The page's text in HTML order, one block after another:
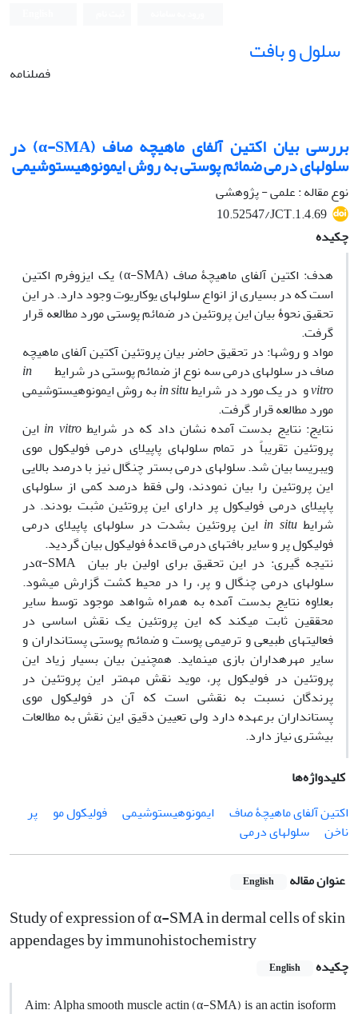
سلول و بافت
فصلنامه
بررسی بیان اکتین آلفای ماهیچه صاف (α-SMA) در
سلولهای درمی ضمائم پوستی به روش ایمونوهیستوشیمی
نوع مقاله : علمی - پژوهشی
10.52547/JCT.1.4.69
چکیده
هدف: اکتین آلفای ماهیچۀ صاف (α-SMA) یک ایزوفرم اکتین
است که در بسیاری از انواع سلولهای یوکاریوت وجود دارد. در این
تحقیق نحوۀ بیان این پروتئین در ضمائم پوستی مورد مطالعه قرار
گرفت.
مواد و روش‏ها: در تحقیق حاضر بیان پروتئین آکتین آلفای ماهیچه
صاف در سلولهای درمی سه نوع از ضمائم پوستی در شرایط in
vitroو در یک مورد در شرایطin situبه روش ایمونوهیستوشیمی
مورد مطالعه قرار گرفت.
نتایج: نتایج بدست آمده نشان داد که در شرایطin vitro این
پروتئین تقریباً در تمام سلولهای پاپیلای درمی فولیکول موی
ویبریسا بیان شد. سلولهای درمی بستر چنگال نیز با درصد بالایی
این پروتئین را بیان نمودند، ولی فقط درصد کمی از سلولهای
پاپیلای درمی فولیکول پر دارای این پروتئین مثبت بودند. در
شرایطin situ این پروتئین بشدت در سلولهای پاپیلای درمی
فولیکول پر و سایر بافتهای درمی قاعدۀ فولیکول بیان گردید.
نتیجه گیری: در این تحقیق برای اولین بار بیان α-SMAدر
سلولهای درمی چنگال و پر، را در محیط کشت گزارش می‏شود.
بعلاوه نتایج بدست آمده به همراه شواهد موجود توسط سایر
محققین ثابت می‏کند که این پروتئین یک نقش اساسی در
فعالیتهای طبیعی و ترمیمی پوست و ضمائم پوستی پستانداران و
سایر مهره‏داران بازی می‏نماید. همچنین بیان بسیار زیاد این
پروتئین در فولیکول پر، موید نقش مهمتر این پروتئین در
پرندگان نسبت به نقشی است که آن در فولیکول موی
پستانداران برعهده دارد ولی تعیین دقیق این نقش به مطالعات
بیشتری نیاز دارد.
کلیدواژه‌ها
اکتین آلفای ماهیچۀ صاف
ایمونوهیستوشیمی فولیکول مو
پر
ناخن
سلولهای درمی
عنوان مقاله English
Study of expression of α-SMA in dermal cells of skin
appendages by immunohistochemistry
چکیده English
Aim: Alpha smooth muscle actin (α-SMA) is an actin isoform